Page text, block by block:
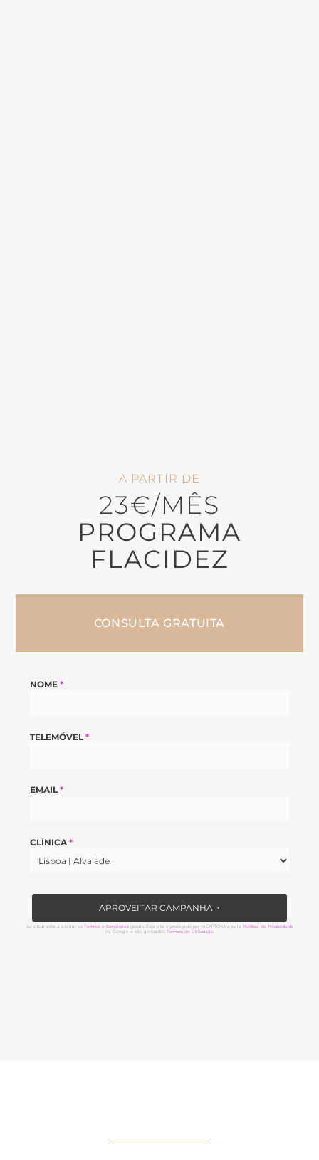
A PARTIR DE
23€/MÊS
PROGRAMA
FLACIDEZ
CONSULTA GRATUITA
NOME*
TELEMÓVEL*
EMAIL*
CLÍNICA*
APROVEITAR CAMPANHA >
Ao clicar está a aceitar os Termos e Condiçõesgerais. Este site é protegido por reCAPTCHA e pela Política de Privacidade
da Google e são aplicados Termos de Utilização.